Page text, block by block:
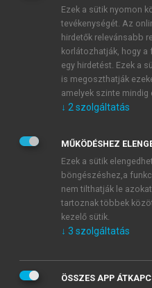
JELSZÓ ÚJRA
Kérek értesítést a MeRSZ
Kérek értesítést az
Adatkezelési
veszem és elfogadom.
Általános vásárlási
mersz.huoldalak
tudomásul veszem és
Ezek a sütik nyomon
tevékenységét. Az
hirdetők relevánsabb
korlátozhatják, hogy
egy hirdetést. Ezek a
is megoszthatják
amelyek szinte mindig
↓ 2 szolgáltatás
MŰKÖDÉSHEZ
Ezek a sütik
böngészéshez,a
nem tilthatják le
tartoznak többek
kezelő sütik.
↓ 3 szolgáltatás
ÖSSZES APP